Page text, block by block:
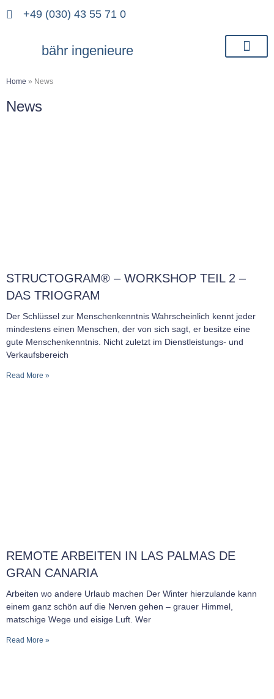
+49 (030) 43 55 71 0
bähr ingenieure
Home » News
News
STRUCTOGRAM® – WORKSHOP TEIL 2 –
DAS TRIOGRAM
Der Schlüssel zur Menschenkenntnis Wahrscheinlich kennt jeder
mindestens einen Menschen, der von sich sagt, er besitze eine
gute Menschenkenntnis. Nicht zuletzt im Dienstleistungs- und
Verkaufsbereich
Read More »
REMOTE ARBEITEN IN LAS PALMAS DE
GRAN CANARIA
Arbeiten wo andere Urlaub machen Der Winter hierzulande kann
einem ganz schön auf die Nerven gehen – grauer Himmel,
matschige Wege und eisige Luft. Wer
Read More »